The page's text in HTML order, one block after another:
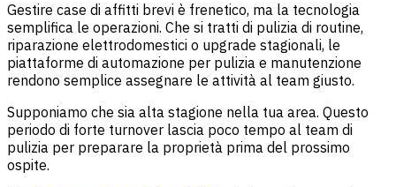
Gestire case di affitti brevi è frenetico, ma la tecnologia
semplifica le operazioni. Che si tratti di pulizia di routine,
riparazione elettrodomestici o upgrade stagionali, le
piattaforme di automazione per pulizia e manutenzione
rendono semplice assegnare le attività al team giusto.
Supponiamo che sia alta stagione nella tua area. Questo
periodo di forte turnover lascia poco tempo al team di
pulizia per preparare la proprietà prima del prossimo
ospite.